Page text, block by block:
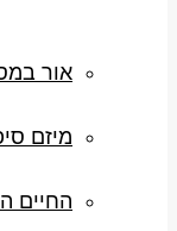
אור
מיזם
החיים